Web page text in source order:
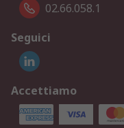
02.66.058.1
Seguici
Accettiamo